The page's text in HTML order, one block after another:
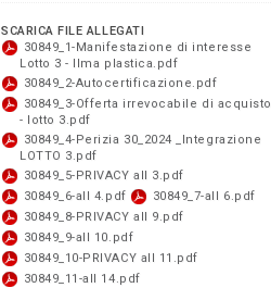
SCARICA FILE ALLEGATI
30849_1-Manifestazione di interesse
Lotto 3 - Ilma plastica.pdf
30849_2-Autocertificazione.pdf
30849_3-Offerta irrevocabile di acquisto
- lotto 3.pdf
30849_4-Perizia 30_2024 _Integrazione
LOTTO 3.pdf
30849_5-PRIVACY all 3.pdf
30849_6-all 4.pdf
30849_7-all 6.pdf
30849_8-PRIVACY all 9.pdf
30849_9-all 10.pdf
30849_10-PRIVACY all 11.pdf
30849_11-all 14.pdf